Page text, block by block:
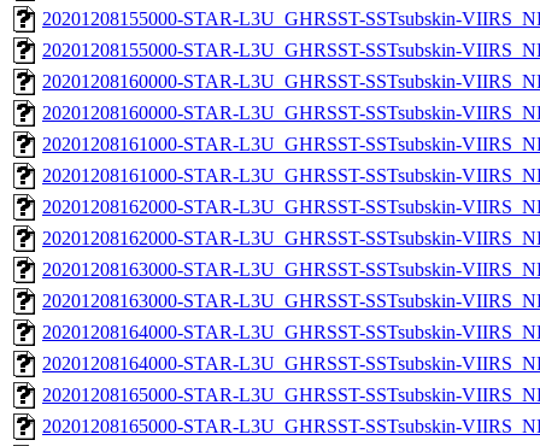
20201208155000-STAR-L3U_GHRSST-SSTsubskin-
20201208155000-STAR-L3U_GHRSST-SSTsubskin-
20201208160000-STAR-L3U_GHRSST-SSTsubskin-
20201208160000-STAR-L3U_GHRSST-SSTsubskin-
20201208161000-STAR-L3U_GHRSST-SSTsubskin-
20201208161000-STAR-L3U_GHRSST-SSTsubskin-
20201208162000-STAR-L3U_GHRSST-SSTsubskin-
20201208162000-STAR-L3U_GHRSST-SSTsubskin-
20201208163000-STAR-L3U_GHRSST-SSTsubskin-
20201208163000-STAR-L3U_GHRSST-SSTsubskin-
20201208164000-STAR-L3U_GHRSST-SSTsubskin-
20201208164000-STAR-L3U_GHRSST-SSTsubskin-
20201208165000-STAR-L3U_GHRSST-SSTsubskin-
20201208165000-STAR-L3U_GHRSST-SSTsubskin-